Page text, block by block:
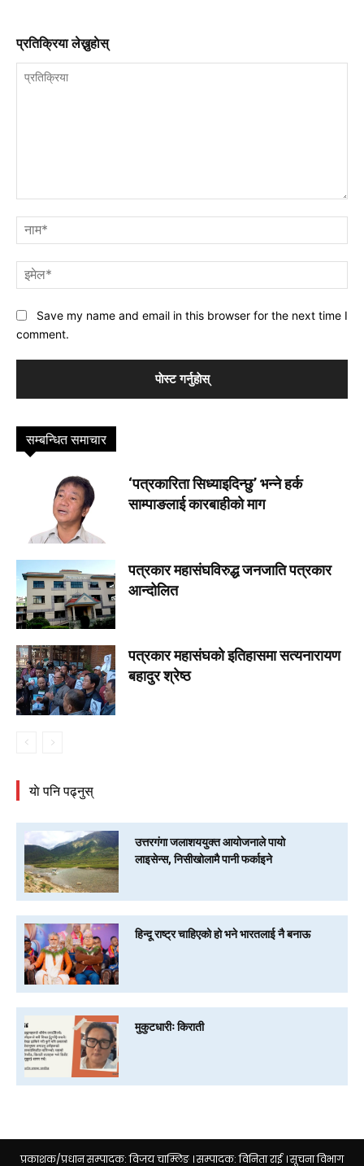
प्रतिक्रिया लेख्नुहाेस्
Save my name and email in this browser for the next time I
comment.
सम्बन्धित समाचार
‘पत्रकारिता सिध्याइदिन्छु’ भन्ने हर्क
साम्पाङलाई कारबाहीकाे माग
पत्रकार महासंघविरुद्ध जनजाति पत्रकार
आन्दोलित
पत्रकार महासंघकाे इतिहासमा सत्यनारायण
बहादुर श्रेष्ठ
याे पनि पढ्नुस्
उत्तरगंगा जलाशययुक्त आयोजनाले पायो
लाइसेन्स, निसीखोलामै पानी फर्काइने
हिन्दू राष्ट्र चाहिएको हो भने भारतलाई नै बनाऊ
मुकुटधारीः किराती
प्रकाशक/प्रधान सम्पादक: विजय चाम्लिङ । सम्पादक: विनिता राई । सूचना विभाग